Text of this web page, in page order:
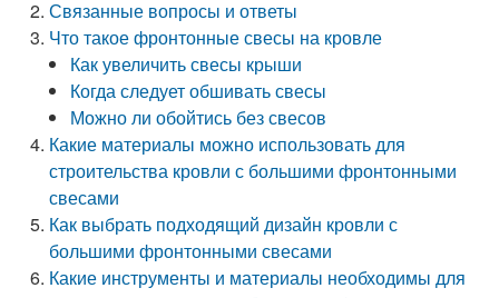
Связанные вопросы и ответы
Что такое фронтонные свесы на кровле
Как увеличить свесы крыши
Когда следует обшивать свесы
Можно ли обойтись без свесов
Какие материалы можно использовать для
строительства кровли с большими фронтонными
свесами
Как выбрать подходящий дизайн кровли с
большими фронтонными свесами
Какие инструменты и материалы необходимы для